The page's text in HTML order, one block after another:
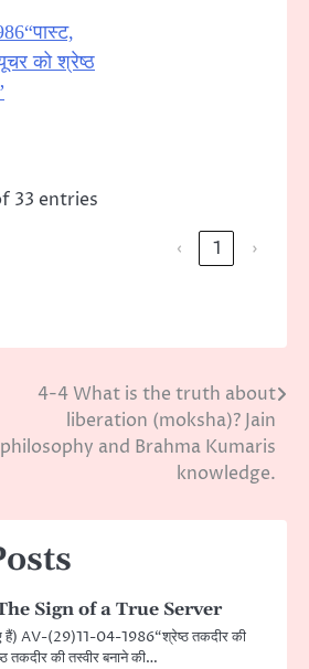
को श्रेष्ठ
33 entries
‹
1 ›
4-4 What is the truth about
liberation (moksha)? Jain
philosophy and Brahma Kumaris
knowledge.
Sign of a True Server
हैं) AV-(29)11-04-1986“श्रेष्ठ तकदीर की
तकदीर की तस्वीर बनाने की…